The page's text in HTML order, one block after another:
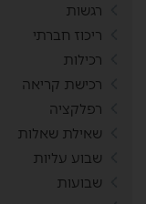
רגשות
ריכוז חברתי
רכילות
רכישת קריאה
רפלקציה
שאילת שאלות
שבוע עליות
שבועות